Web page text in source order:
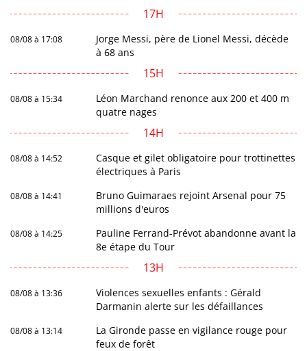
17H
08/08 à 17:08
Jorge Messi, père de Lionel Messi, décède
à 68 ans
15H
08/08 à 15:34
Léon Marchand renonce aux 200 et 400 m
quatre nages
14H
08/08 à 14:52
Casque et gilet obligatoire pour trottinettes
électriques à Paris
08/08 à 14:41
Bruno Guimaraes rejoint Arsenal pour 75
millions d'euros
08/08 à 14:25
Pauline Ferrand-Prévot abandonne avant la
8e étape du Tour
13H
08/08 à 13:36
Violences sexuelles enfants : Gérald
Darmanin alerte sur les défaillances
08/08 à 13:14
La Gironde passe en vigilance rouge pour
feux de forêt